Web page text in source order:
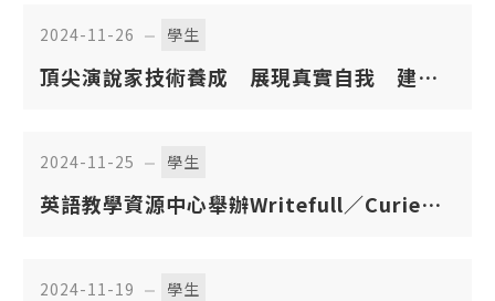
2024-11-26 學生
頂尖演說家技術養成 展現真實自我 建立
2024-11-25 學生
英語教學資源中心舉辦Writefull／Curie寫
2024-11-19 學生